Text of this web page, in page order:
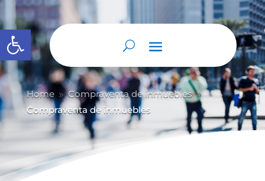
Abrir barra de herramientas
Home 9 Compraventa de inmuebles 9
Compraventa de inmuebles